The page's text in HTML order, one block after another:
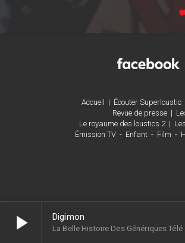
play_arrow Digimon
La Belle Histoire Des Génériques Télé
Accueil | Écouter Superloustic
Revue de presse |
Le royaume des loustics 2 |
Émission TV - Enfant - Film -